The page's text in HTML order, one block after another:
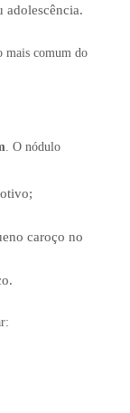
adolescência.
mais comum do
. O nódulo
caroço no